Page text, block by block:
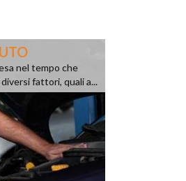
nel tempo che
fattori, quali a...